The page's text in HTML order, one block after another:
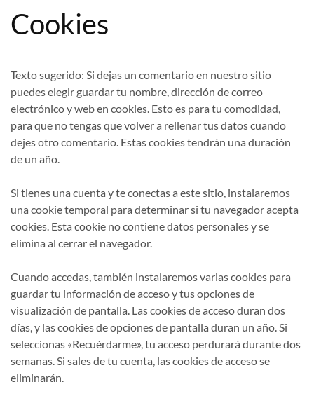
Cookies
Texto sugerido: Si dejas un comentario en nuestro sitio
puedes elegir guardar tu nombre, dirección de correo
electrónico y web en cookies. Esto es para tu comodidad,
para que no tengas que volver a rellenar tus datos cuando
dejes otro comentario. Estas cookies tendrán una duración
de un año.
Si tienes una cuenta y te conectas a este sitio, instalaremos
una cookie temporal para determinar si tu navegador acepta
cookies. Esta cookie no contiene datos personales y se
elimina al cerrar el navegador.
Cuando accedas, también instalaremos varias cookies para
guardar tu información de acceso y tus opciones de
visualización de pantalla. Las cookies de acceso duran dos
días, y las cookies de opciones de pantalla duran un año. Si
seleccionas «Recuérdarme», tu acceso perdurará durante dos
semanas. Si sales de tu cuenta, las cookies de acceso se
eliminarán.